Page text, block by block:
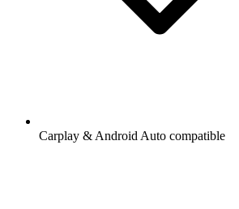
Carplay & Android Auto compatible